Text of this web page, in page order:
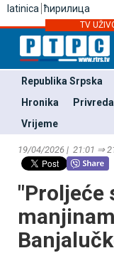
latinica ћирилица
TV
Republika Srpska
Hronika
Privreda
Vrijeme
19/04/2026 | 21:01 ⇒
"Proljeće